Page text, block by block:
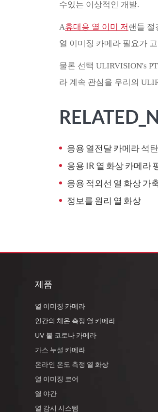
수있는 이상적인 개발.
A휴대용 열 이미 저 핸들 절
열 이미징 카메라 필요가
물론 선택 ULIRVISION's
라 계속 관심을 우리의
응용 열전달 카메라 석
응용 IR 열 화상 카메라
응용 적외선 열 화상 가
정보를 원리 열 화상
제품
열 이미징 카메라
인간의 체온 측정 열 카메라
UV 볼 코로나 카메라
가스 누설 카메라
온라인 온도 측정 열 화상
열 이미징 코어
열 야간
열 감시 시스템